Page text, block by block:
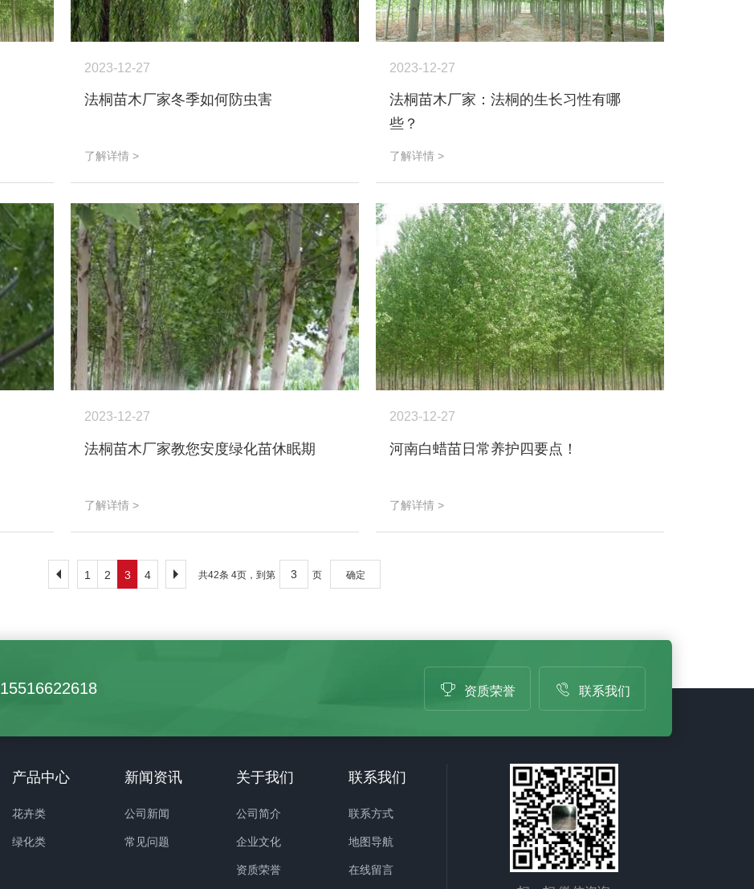
2023-12-27
法桐苗木厂家冬季如何防虫害
了解详情 >
2023-12-27
法桐苗木厂家：法桐的生长习性有哪
些？
了解详情 >
2023-12-27
法桐苗木厂家教您安度绿化苗休眠期
了解详情 >
2023-12-27
河南白蜡苗日常养护四要点！
了解详情 >
1 2 3 4 共42条 4页，到第 页 确定
15516622618 资质荣誉 联系我们
产品中心
花卉类
绿化类
新闻资讯
公司新闻
常见问题
关于我们
公司简介
企业文化
资质荣誉
联系我们
联系方式
地图导航
在线留言